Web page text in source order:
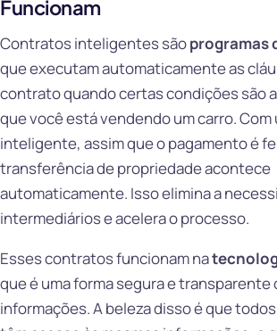
Funcionam
Contratos inteligentes sãoprogramas
que executam automaticamente as
contrato quando certas condições são
que você está vendendo um carro.
inteligente, assim que o pagamento é
transferência de propriedade acontece
automaticamente. Isso elimina a
intermediários e acelera o processo.
Esses contratos funcionam na
que é uma forma segura e transparente
informações. A beleza disso é que